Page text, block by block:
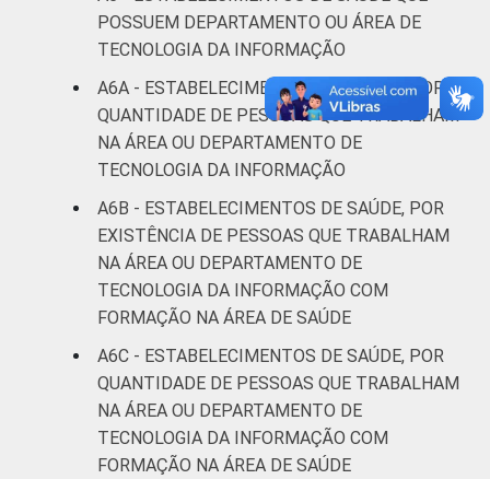
Pesquisa sobre o uso das tecnologias de
informação e comunicação nos
Saúde 2021. ¹Cada item apresentado se
refere apenas aos resultados da alternativa
'sim'.
POSSUEM DEPARTAMENTO OU ÁREA DE
TECNOLOGIA DA INFORMAÇÃO
A6A - ESTABELECIMENTOS DE SAÚDE, POR
QUANTIDADE DE PESSOAS QUE TRABALHAM
NA ÁREA OU DEPARTAMENTO DE
TECNOLOGIA DA INFORMAÇÃO
A6B - ESTABELECIMENTOS DE SAÚDE, POR
EXISTÊNCIA DE PESSOAS QUE TRABALHAM
NA ÁREA OU DEPARTAMENTO DE
TECNOLOGIA DA INFORMAÇÃO COM
FORMAÇÃO NA ÁREA DE SAÚDE
A6C - ESTABELECIMENTOS DE SAÚDE, POR
QUANTIDADE DE PESSOAS QUE TRABALHAM
NA ÁREA OU DEPARTAMENTO DE
TECNOLOGIA DA INFORMAÇÃO COM
FORMAÇÃO NA ÁREA DE SAÚDE